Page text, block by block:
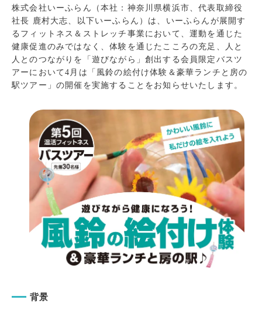
株式会社いーふらん（本社：神奈川県横浜市、代表取締役
社長 鹿村大志、以下いーふらん）は、いーふらんが展開す
るフィットネス＆ストレッチ事業において、運動を通じた
健康促進のみではなく、体験を通じたこころの充足、人と
人とのつながりを「遊びながら」創出する会員限定バスツ
アーにおいて4月は「風鈴の絵付け体験＆豪華ランチと房の
駅ツアー」の開催を実施することをお知らせいたします。
背景